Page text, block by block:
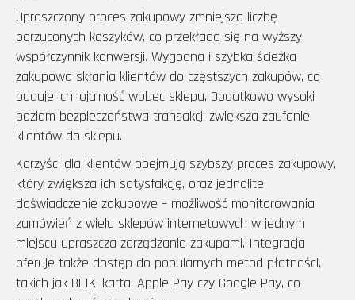
Uproszczony proces zakupowy zmniejsza liczbę
porzuconych koszyków, co przekłada się na wyższy
współczynnik konwersji. Wygodna i szybka ścieżka
zakupowa skłania klientów do częstszych zakupów, co
buduje ich lojalność wobec sklepu. Dodatkowo wysoki
poziom bezpieczeństwa transakcji zwiększa zaufanie
klientów do sklepu.
Korzyści dla klientów obejmują szybszy proces zakupowy,
który zwiększa ich satysfakcję, oraz jednolite
doświadczenie zakupowe – możliwość monitorowania
zamówień z wielu sklepów internetowych w jednym
miejscu upraszcza zarządzanie zakupami. Integracja
oferuje także dostęp do popularnych metod płatności,
takich jak BLIK, karta, Apple Pay czy Google Pay, co